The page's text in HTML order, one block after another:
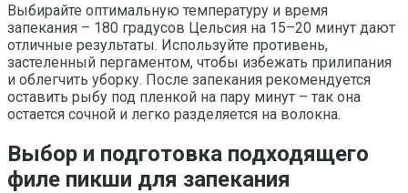
Выбирайте оптимальную температуру и время
запекания – 180 градусов Цельсия на 15–20 минут дают
отличные результаты. Используйте противень,
застеленный пергаментом, чтобы избежать прилипания
и облегчить уборку. После запекания рекомендуется
оставить рыбу под пленкой на пару минут – так она
остается сочной и легко разделяется на волокна.
Выбор и подготовка подходящего
филе пикши для запекания